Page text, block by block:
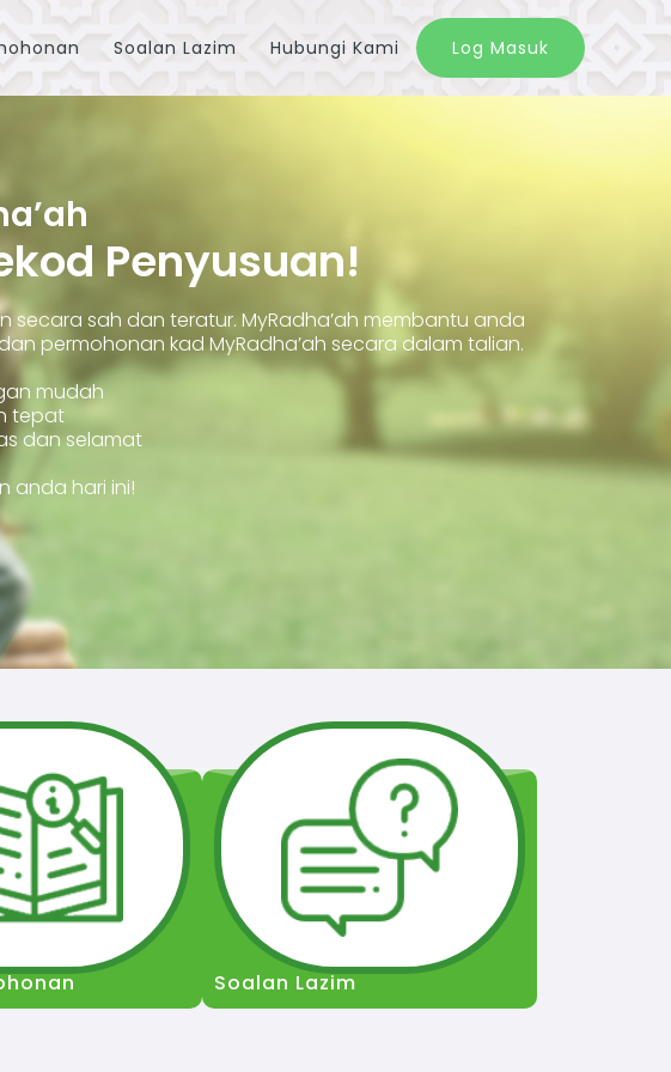
Soalan Lazim Hubungi Kami Log Masuk
Penyusuan!
sah dan teratur. MyRadha’ah membantu anda
permohonan kad MyRadha’ah secara dalam talian.
mudah
tepat
dan selamat
anda hari ini!
Soalan Lazim